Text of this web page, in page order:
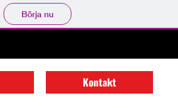
Börja nu
Kontakt